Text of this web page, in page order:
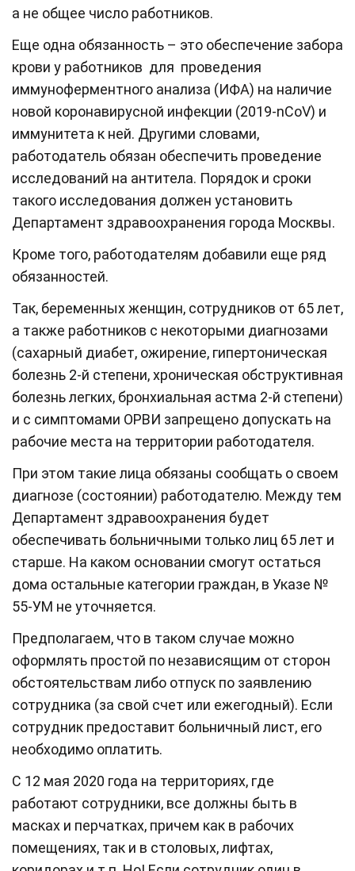
а не общее число работников.
Еще одна обязанность – это обеспечение забора
крови у работников для проведения
иммуноферментного анализа (ИФА) на наличие
новой коронавирусной инфекции (2019-nCoV) и
иммунитета к ней. Другими словами,
работодатель обязан обеспечить проведение
исследований на антитела. Порядок и сроки
такого исследования должен установить
Департамент здравоохранения города Москвы.
Кроме того, работодателям добавили еще ряд
обязанностей.
Так, беременных женщин, сотрудников от 65 лет,
а также работников с некоторыми диагнозами
(сахарный диабет, ожирение, гипертоническая
болезнь 2-й степени, хроническая обструктивная
болезнь легких, бронхиальная астма 2-й степени)
и с симптомами ОРВИ запрещено допускать на
рабочие места на территории работодателя.
При этом такие лица обязаны сообщать о своем
диагнозе (состоянии) работодателю. Между тем
Департамент здравоохранения будет
обеспечивать больничными только лиц 65 лет и
старше. На каком основании смогут остаться
дома остальные категории граждан, в Указе №
55-УМ не уточняется.
Предполагаем, что в таком случае можно
оформлять простой по независящим от сторон
обстоятельствам либо отпуск по заявлению
сотрудника (за свой счет или ежегодный). Если
сотрудник предоставит больничный лист, его
необходимо оплатить.
С 12 мая 2020 года на территориях, где
работают сотрудники, все должны быть в
масках и перчатках, причем как в рабочих
помещениях, так и в столовых, лифтах,